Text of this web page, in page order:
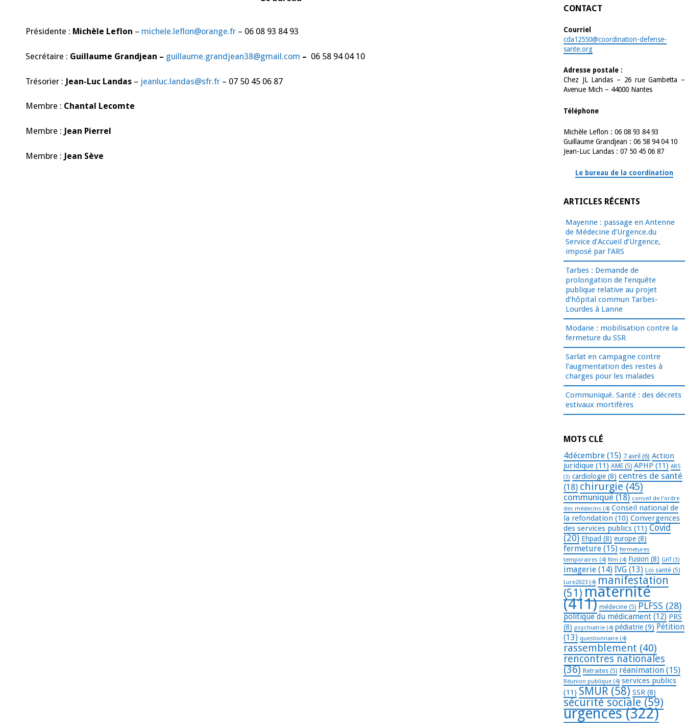
Présidente : Michèle Leflon – michele.leflon@orange.fr – 06 08 93 84 93
Secrétaire : Guillaume Grandjean – guillaume.grandjean38@gmail.com – 06 58 94 04 10
Trésorier : Jean-Luc Landas – jeanluc.landas@sfr.fr – 07 50 45 06 87
Membre : Chantal Lecomte
Membre : Jean Pierrel
Membre : Jean Sève
CONTACT
Courriel
cda12550@coordination-defense-
sante.org
Adresse postale :
Chez JL Landas – 26 rue Gambetta –
Avenue Mich – 44000 Nantes
Téléphone
Michèle Leflon : 06 08 93 84 93
Guillaume Grandjean : 06 58 94 04 10
Jean-Luc Landas : 07 50 45 06 87
Le bureau de la coordination
ARTICLES RÉCENTS
Mayenne : passage en Antenne
de Médecine d’Urgence.du
Service d’Accueil d’Urgence,
imposé par l’ARS
Tarbes : Demande de
prolongation de l’enquête
publique relative au projet
d’hôpital commun Tarbes-
Lourdes à Lanne
Modane : mobilisation contre la
fermeture du SSR
Sarlat en campagne contre
l’augmentation des restes à
charges pour les malades
Communiqué. Santé : des décrets
estivaux mortifères
MOTS CLÉ
4décembre (15) 7 avril (6) Action
juridique (11) AME (5) APHP (11) ARS
(3) cardiologie (8) centres de santé
(18) chirurgie (45)
communiqué (18) conseil de l'ordre
des médecins (4) Conseil national de
la refondation (10) Convergences
des services publics (11) Covid
(20) Ehpad (8) europe (8)
fermeture (15) fermetures
temporaires (4) film (4) Fusion (8) GHT(3)
imagerie (14) IVG (13) Loi santé (5)
Lure2023 (4) manifestation
(51) maternité
(411) médecine (5) PLFSS (28)
politique du médicament (12) PRS
(8) psychiatrie (4) pédiatrie (9) Pétition
(13) questionnaire (4)
rassemblement (40)
rencontres nationales
(36) Retraites (5) réanimation (15)
Réunion publique (4) services publics
(11) SMUR (58) SSR (8)
sécurité sociale (59)
urgences(322)